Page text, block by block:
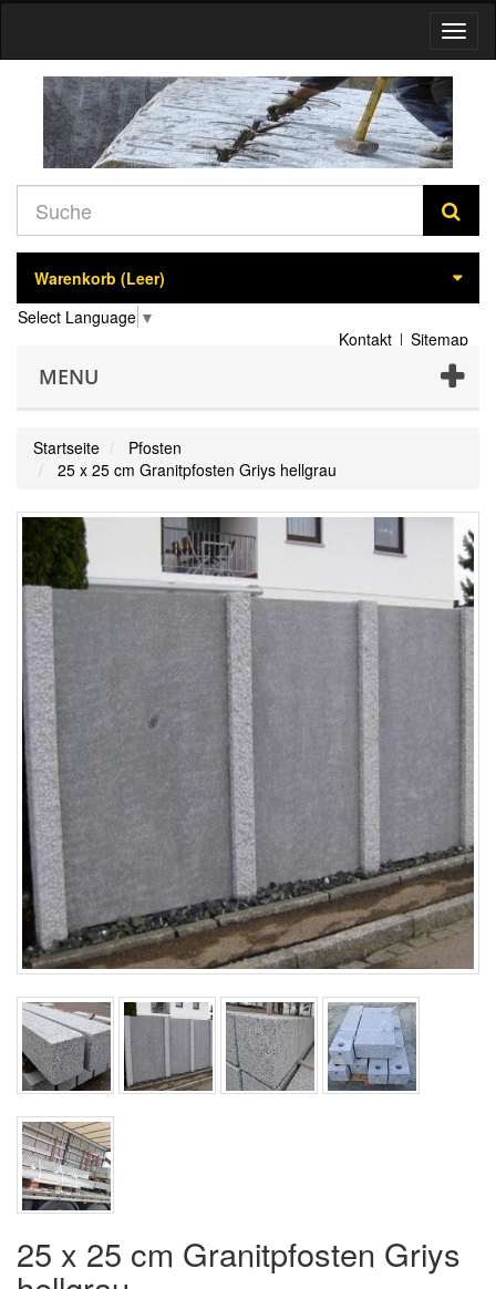
Warenkorb (Leer)
Select Language ▼
Kontakt
Sitemap
MENU
Startseite
Pfosten
25 x 25 cm Granitpfosten Griys hellgrau
25 x 25 cm Granitpfosten Griys